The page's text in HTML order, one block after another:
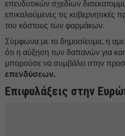
επενδυτικών σχεδίων
επικαλούμενες τις κυβερνητικές
του κόστους των φαρμάκων.
Σύμφωνα με το δημοσίευμα, η
ότι η αύξηση των δαπανών για
μπορούσε να συμβάλει στην
επενδύσεων.
Επιφυλάξεις στην